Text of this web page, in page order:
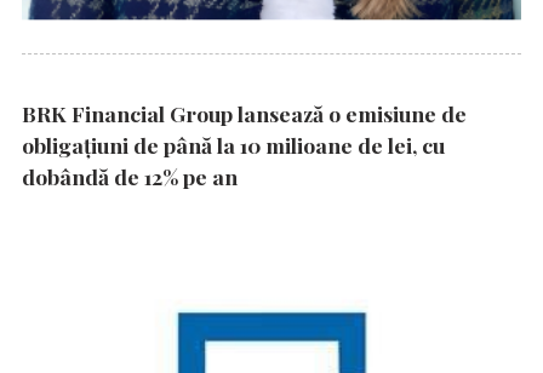
BRK Financial Group lansează o emisiune de
obligațiuni de până la 10 milioane de lei, cu
dobândă de 12% pe an